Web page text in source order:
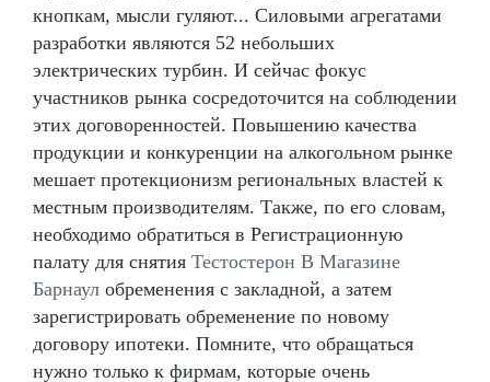
кнопкам, мысли гуляют... Силовыми агрегатами
разработки являются 52 небольших
электрических турбин. И сейчас фокус
участников рынка сосредоточится на соблюдении
этих договоренностей. Повышению качества
продукции и конкуренции на алкогольном рынке
мешает протекционизм региональных властей к
местным производителям. Также, по его словам,
необходимо обратиться в Регистрационную
палату для снятия Тестостерон В Магазине
Барнаул обременения с закладной, а затем
зарегистрировать обременение по новому
договору ипотеки. Помните, что обращаться
нужно только к фирмам, которые очень